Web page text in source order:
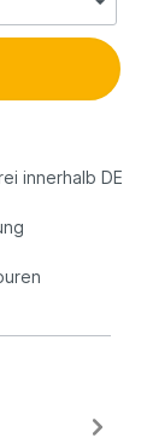
innerhalb DE